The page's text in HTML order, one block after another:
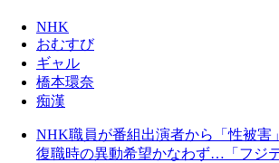
NHK
おむすび
ギャル
橋本環奈
痴漢
NHK職員が番組出演者から「性被害
復職時の異動希望かなわず…「フジ